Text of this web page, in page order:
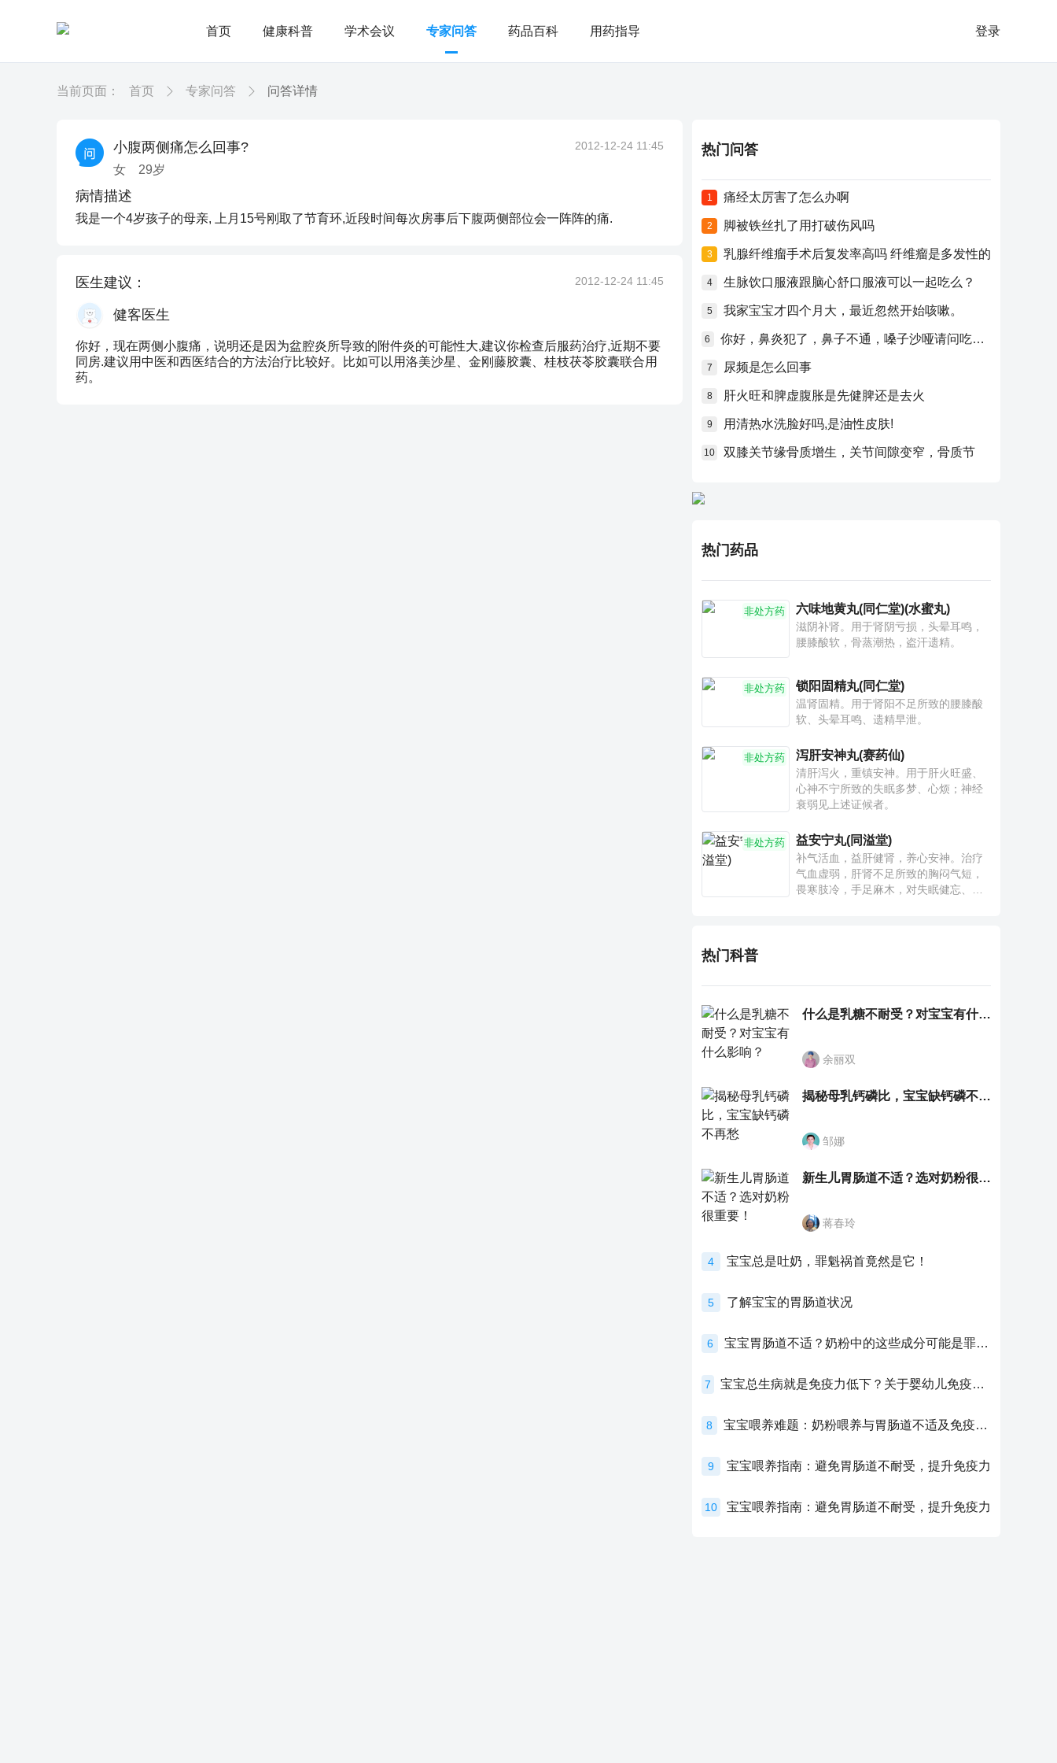
首页 健康科普 学术会议 专家问答 药品百科 用药指导 登录
当前页面： 首页 专家问答 问答详情
小腹两侧痛怎么回事?
女 29岁
2012-12-24 11:45
病情描述
我是一个4岁孩子的母亲, 上月15号刚取了节育环,近段时间每次房事后下腹两侧部位会一阵阵的痛.
医生建议： 2012-12-24 11:45
健客医生
你好，现在两侧小腹痛，说明还是因为盆腔炎所导致的附件炎的可能性大,建议你检查后服药治疗,近期不要
同房.建议用中医和西医结合的方法治疗比较好。比如可以用洛美沙星、金刚藤胶囊、桂枝茯苓胶囊联合用
药。
热门问答
1 痛经太厉害了怎么办啊
2 脚被铁丝扎了用打破伤风吗
3 乳腺纤维瘤手术后复发率高吗 纤维瘤是多发性的
4 生脉饮口服液跟脑心舒口服液可以一起吃么？
5 我家宝宝才四个月大，最近忽然开始咳嗽。
6 你好，鼻炎犯了，鼻子不通，嗓子沙哑请问吃什么药比较好？
7 尿频是怎么回事
8 肝火旺和脾虚腹胀是先健脾还是去火
9 用清热水洗脸好吗,是油性皮肤!
10 双膝关节缘骨质增生，关节间隙变窄，骨质节
热门药品
非处方药 六味地黄丸(同仁堂)(水蜜丸)
滋阴补肾。用于肾阴亏损，头晕耳鸣，
腰膝酸软，骨蒸潮热，盗汗遗精。
非处方药 锁阳固精丸(同仁堂)
温肾固精。用于肾阳不足所致的腰膝酸
软、头晕耳鸣、遗精早泄。
非处方药 泻肝安神丸(赛药仙)
清肝泻火，重镇安神。用于肝火旺盛、
心神不宁所致的失眠多梦、心烦；神经
衰弱见上述证候者。
非处方药 益安宁丸(同溢堂)
补气活血，益肝健肾，养心安神。治疗
气血虚弱，肝肾不足所致的胸闷气短，
畏寒肢冷，手足麻木，对失眠健忘、神
热门科普
什么是乳糖不耐受？对宝宝有什么影响？
余丽双
揭秘母乳钙磷比，宝宝缺钙磷不再愁
邹娜
新生儿胃肠道不适？选对奶粉很重要！
蒋春玲
4 宝宝总是吐奶，罪魁祸首竟然是它！
5 了解宝宝的胃肠道状况
6 宝宝胃肠道不适？奶粉中的这些成分可能是罪魁祸首！
7 宝宝总生病就是免疫力低下？关于婴幼儿免疫力的真相，家长必须了解！
8 宝宝喂养难题：奶粉喂养与胃肠道不适及免疫力提升的奥秘
9 宝宝喂养指南：避免胃肠道不耐受，提升免疫力
10 宝宝喂养指南：避免胃肠道不耐受，提升免疫力